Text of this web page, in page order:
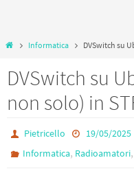
HomeInformatica DVSwitch su
DVSwitch su
non solo) in
Pietricello
19/05/2025
Informatica, Radioamatori,